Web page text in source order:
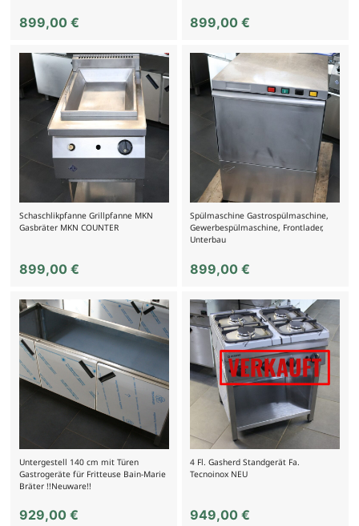
899,00 € 899,00€
Schaschlikpfanne Grillpfanne MKN
Gasbräter MKN COUNTER
899,00 €
Spülmaschine Gastrospülmaschine,
Gewerbespülmaschine, Frontlader,
Unterbau
899,00€
Untergestell 140 cm mit Türen
Gastrogeräte für Fritteuse Bain-Marie
Bräter !!Neuware!!
929,00 €
4 Fl. Gasherd Standgerät Fa.
Tecnoinox NEU
949,00€